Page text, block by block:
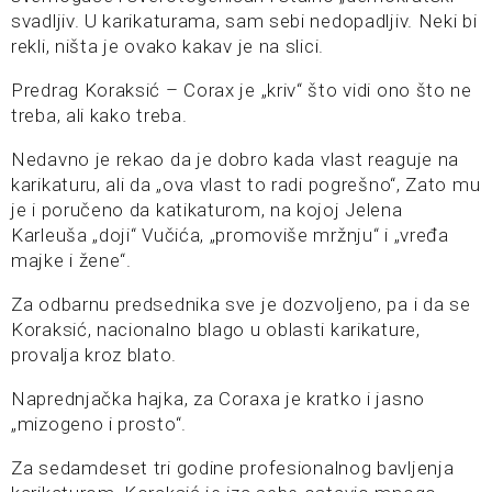
svadljiv. U karikaturama, sam sebi nedopadljiv. Neki bi
rekli, ništa je ovako kakav je na slici.
Predrag Koraksić – Corax je „kriv“ što vidi ono što ne
treba, ali kako treba.
Nedavno je rekao da je dobro kada vlast reaguje na
karikaturu, ali da „ova vlast to radi pogrešno“, Zato mu
je i poručeno da katikaturom, na kojoj Jelena
Karleuša „doji“ Vučića, „promoviše mržnju“ i „vređa
majke i žene“.
Za odbarnu predsednika sve je dozvoljeno, pa i da se
Koraksić, nacionalno blago u oblasti karikature,
provalja kroz blato.
Naprednjačka hajka, za Coraxa je kratko i jasno
„mizogeno i prosto“.
Za sedamdeset tri godine profesionalnog bavljenja